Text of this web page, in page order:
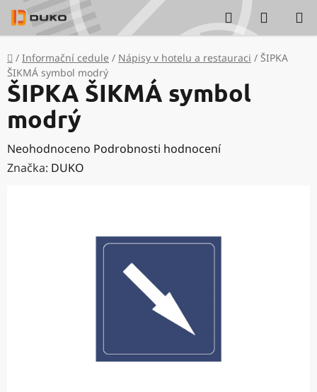
Přejít
na
obsah
Hledat
KOŠÍK
Domů
/ Informační cedule / Nápisy v hotelu a restauraci / ŠIPKA
ŠIKMÁ symbol modrý
ŠIPKA ŠIKMÁ symbol
modrý
Průměrné
hodnocení
Neohodnoceno Podrobnosti hodnocení
Značka: DUKO